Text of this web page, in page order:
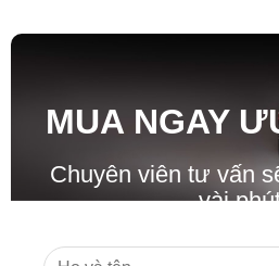
MUA NGAY
Chuyên viên tư vấn
vài